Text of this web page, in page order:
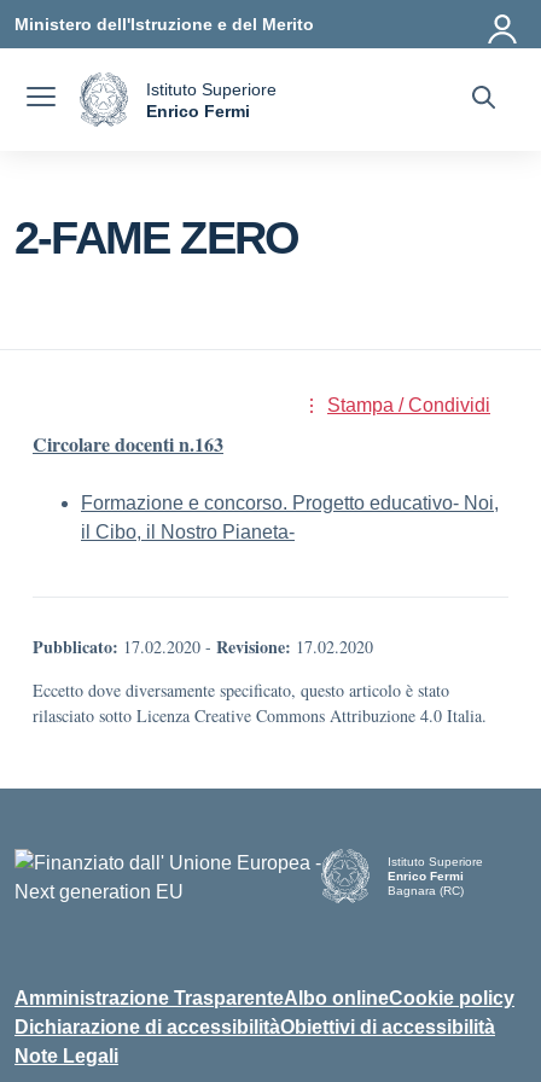
Ministero dell'Istruzione e del Merito
Istituto Superiore
Enrico Fermi
2-FAME ZERO
Stampa / Condividi
Circolare docenti n.163
Formazione e concorso. Progetto educativo- Noi,
il Cibo, il Nostro Pianeta-
Pubblicato: 17.02.2020 - Revisione: 17.02.2020
Eccetto dove diversamente specificato, questo articolo è stato
rilasciato sotto Licenza Creative Commons Attribuzione 4.0 Italia.
Istituto Superiore
Enrico Fermi
Bagnara (RC)
Amministrazione TrasparenteAlbo onlineCookie policy
Dichiarazione di accessibilitàObiettivi di accessibilità
Note Legali